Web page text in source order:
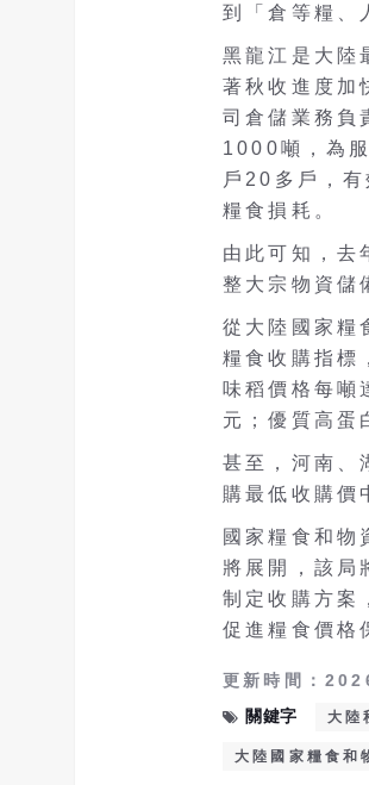
到「倉等糧、
黑龍江是大陸
著秋收進度加
司倉儲業務負
1000噸，為
戶20多戶，
糧食損耗。
由此可知，去
整大宗物資儲
從大陸國家糧
糧食收購指標
味稻價格每
元；優質高蛋
甚至，河南、
購最低收購價
國家糧食和物
將展開，該局
制定收購方案
促進糧食價格
更新時間：
關鍵字
大陸
大陸國家糧食和